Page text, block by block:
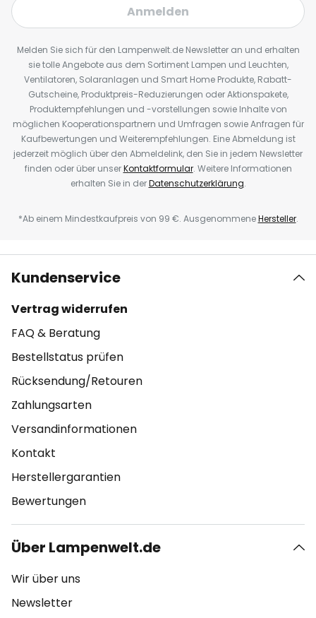
Anmelden
Melden Sie sich für den Lampenwelt.de Newsletter an und erhalten
sie tolle Angebote aus dem Sortiment Lampen und Leuchten,
Ventilatoren, Solaranlagen und Smart Home Produkte, Rabatt-
Gutscheine, Produktpreis-Reduzierungen oder Aktionspakete,
Produktempfehlungen und -vorstellungen sowie Inhalte von
möglichen Kooperationspartnern und Umfragen sowie Anfragen für
Kaufbewertungen und Weiterempfehlungen. Eine Abmeldung ist
jederzeit möglich über den Abmeldelink, den Sie in jedem Newsletter
finden oder über unserKontaktformular. Weitere Informationen
erhalten Sie in derDatenschutzerklärung.
*Ab einem Mindestkaufpreis von 99 €. AusgenommeneHersteller.
Kundenservice
Vertrag widerrufen
FAQ & Beratung
Bestellstatus prüfen
Rücksendung/Retouren
Zahlungsarten
Versandinformationen
Kontakt
Herstellergarantien
Bewertungen
Über Lampenwelt.de
Wir über uns
Newsletter